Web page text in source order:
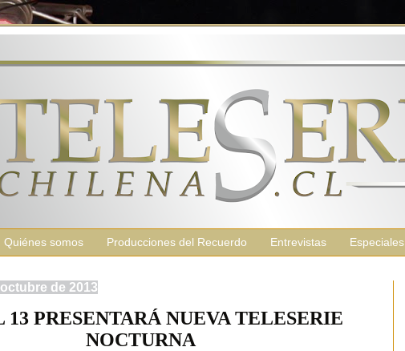
Quiénes somos Producciones del Recuerdo Entrevistas Especiales
de 2013
13 PRESENTARÁ NUEVA TELESERIE
NOCTURNA